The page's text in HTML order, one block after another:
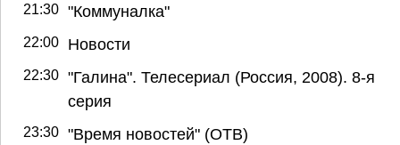
21:30 "Коммуналка"
22:00 Новости
22:30 "Галина". Телесериал (Россия, 2008). 8-я
серия
23:30 "Время новостей" (ОТВ)